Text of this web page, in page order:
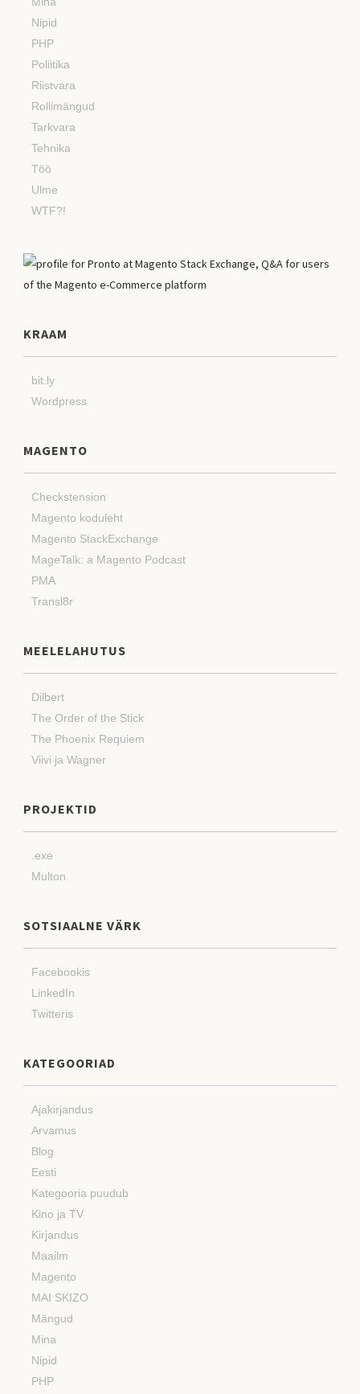
Nipid
PHP
Poliitika
Riistvara
Rollimängud
Tarkvara
Tehnika
Töö
Ulme
WTF?!
KRAAM
bit.ly
Wordpress
MAGENTO
Checkstension
Magento koduleht
Magento StackExchange
MageTalk: a Magento Podcast
PMA
Transl8r
MEELELAHUTUS
Dilbert
The Order of the Stick
The Phoenix Requiem
Viivi ja Wagner
PROJEKTID
.exe
Multon
SOTSIAALNE VÄRK
Facebookis
LinkedIn
Twitteris
KATEGOORIAD
Ajakirjandus
Arvamus
Blog
Eesti
Kategooria puudub
Kino ja TV
Kirjandus
Maailm
Magento
MAI SKIZO
Mängud
Mina
Nipid
PHP